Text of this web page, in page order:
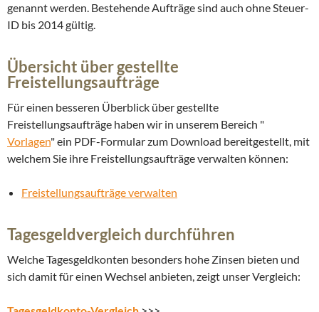
genannt werden. Bestehende Aufträge sind auch ohne Steuer-
ID bis 2014 gültig.
Übersicht über gestellte
Freistellungsaufträge
Für einen besseren Überblick über gestellte
Freistellungsaufträge haben wir in unserem Bereich "
Vorlagen" ein PDF-Formular zum Download bereitgestellt, mit
welchem Sie ihre Freistellungsaufträge verwalten können:
Freistellungsaufträge verwalten
Tagesgeldvergleich durchführen
Welche Tagesgeldkonten besonders hohe Zinsen bieten und
sich damit für einen Wechsel anbieten, zeigt unser Vergleich: